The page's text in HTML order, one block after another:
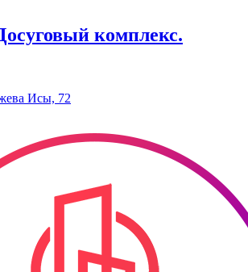
комплекс.
Исы, 72